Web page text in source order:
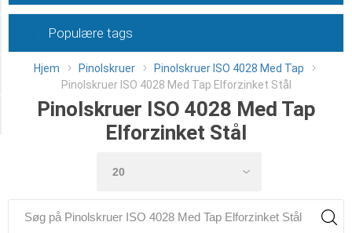
Hjem Pinolskruer
Pinolskruer ISO 4028 Med Tap
Pinolskruer ISO 4028 Med Tap Elforzinket Stål
Pinolskruer ISO 4028 Med Tap
Elforzinket Stål
Længde
Klasse
Category
Populære tags